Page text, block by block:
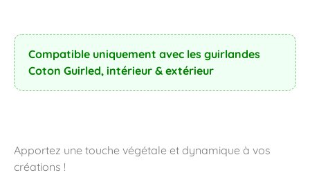
Compatible uniquement avec les guirlandes
Coton Guirled, intérieur & extérieur
Apportez une touche végétale et dynamique à vos
créations !